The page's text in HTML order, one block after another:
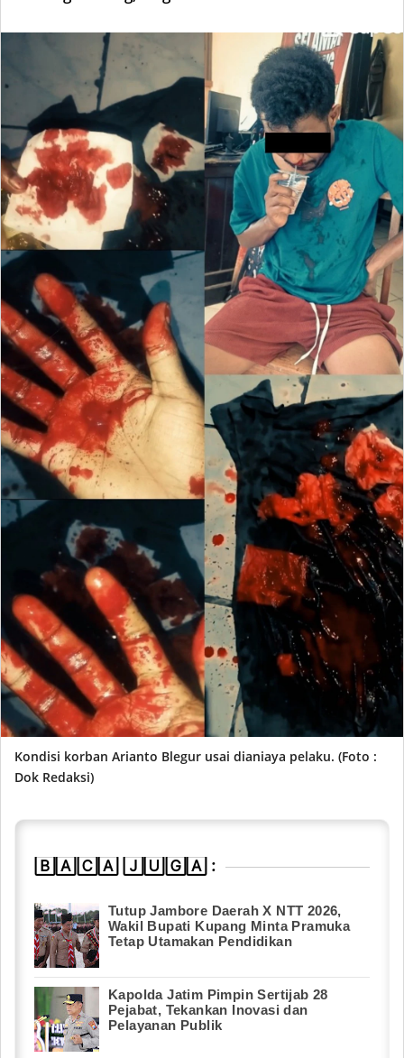
Kondisi korban Arianto Blegur usai dianiaya pelaku. (Foto :
Dok Redaksi)
🄱🄰🄲🄰 🄹🅄🄶🄰 :
Tutup Jambore Daerah X NTT 2026,
Wakil Bupati Kupang Minta Pramuka
Tetap Utamakan Pendidikan
Kapolda Jatim Pimpin Sertijab 28
Pejabat, Tekankan Inovasi dan
Pelayanan Publik